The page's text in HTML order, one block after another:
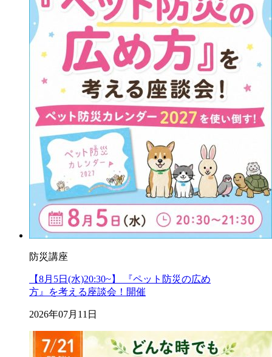
防災講座
【8月5日(水)20:30~】 『ペット防災の広め
方』を考える座談会！開催
2026年07月11日